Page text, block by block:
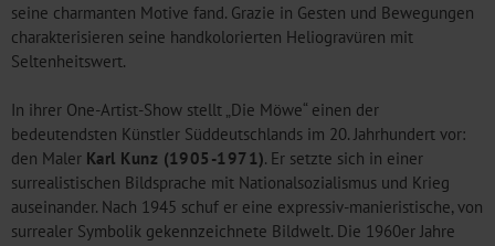
seine charmanten Motive fand. Grazie in Gesten und Bewegungen
charakterisieren seine handkolorierten Heliogravüren mit
Seltenheitswert.
In ihrer One-Artist-Show stellt „Die Möwe“ einen der
bedeutendsten Künstler Süddeutschlands im 20. Jahrhundert vor:
den Maler Karl Kunz (1905-1971). Er setzte sich in einer
surrealistischen Bildsprache mit Nationalsozialismus und Krieg
auseinander. Nach 1945 schuf er eine expressiv-manieristische, von
surrealer Symbolik gekennzeichnete Bildwelt. Die 1960er Jahre